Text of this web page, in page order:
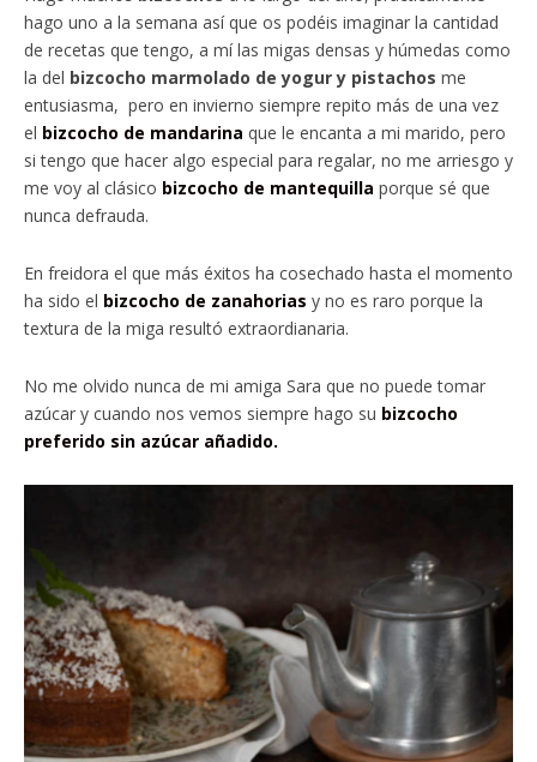
hago uno a la semana así que os podéis imaginar la cantidad
de recetas que tengo, a mí las migas densas y húmedas como
la del bizcocho marmolado de yogur y pistachos me
entusiasma, pero en invierno siempre repito más de una vez
el bizcocho de mandarina que le encanta a mi marido, pero
si tengo que hacer algo especial para regalar, no me arriesgo y
me voy al clásico bizcocho de mantequilla porque sé que
nunca defrauda.
En freidora el que más éxitos ha cosechado hasta el momento
ha sido el bizcocho de zanahorias y no es raro porque la
textura de la miga resultó extraordianaria.
No me olvido nunca de mi amiga Sara que no puede tomar
azúcar y cuando nos vemos siempre hago su bizcocho
preferido sin azúcar añadido.